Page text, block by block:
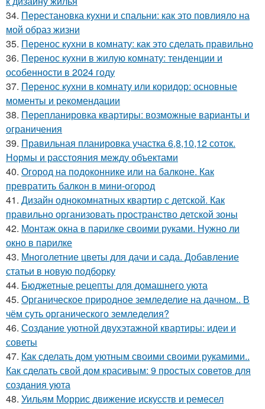
34. Перестановка кухни и спальни: как это повлияло на
мой образ жизни
35. Перенос кухни в комнату: как это сделать правильно
36. Перенос кухни в жилую комнату: тенденции и
особенности в 2024 году
37. Перенос кухни в комнату или коридор: основные
моменты и рекомендации
38. Перепланировка квартиры: возможные варианты и
ограничения
39. Правильная планировка участка 6,8,10,12 соток.
Нормы и расстояния между объектами
40. Огород на подоконнике или на балконе. Как
превратить балкон в мини-огород
41. Дизайн однокомнатных квартир с детской. Как
правильно организовать пространство детской зоны
42. Монтаж окна в парилке своими руками. Нужно ли
окно в парилке
43. Многолетние цветы для дачи и сада. Добавление
статьи в новую подборку
44. Бюджетные рецепты для домашнего уюта
45. Органическое природное земледелие на дачном.. В
чём суть органического земледелия?
46. Создание уютной двухэтажной квартиры: идеи и
советы
47. Как сделать дом уютным своими своими рукамими..
Как сделать свой дом красивым: 9 простых советов для
создания уюта
48. Уильям Моррис движение искусств и ремесел